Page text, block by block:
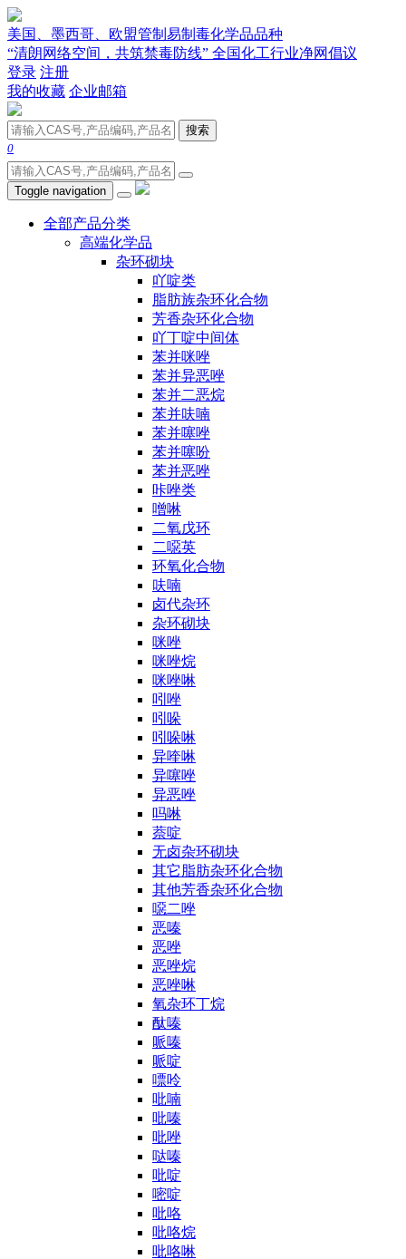
美国、墨西哥、欧盟管制易制毒化学品品种
“清朗网络空间，共筑禁毒防线” 全国化工行业净网倡议
登录 注册
我的收藏 企业邮箱
搜索
0
Toggle navigation
全部产品分类
高端化学品
杂环砌块
吖啶类
脂肪族杂环化合物
芳香杂环化合物
吖丁啶中间体
苯并咪唑
苯并异恶唑
苯并二恶烷
苯并呋喃
苯并噻唑
苯并噻吩
苯并恶唑
咔唑类
噌啉
二氧戊环
二噁英
环氧化合物
呋喃
卤代杂环
杂环砌块
咪唑
咪唑烷
咪唑啉
吲唑
吲哚
吲哚啉
异喹啉
异噻唑
异恶唑
吗啉
萘啶
无卤杂环砌块
其它脂肪杂环化合物
其他芳香杂环化合物
噁二唑
恶嗪
恶唑
恶唑烷
恶唑啉
氧杂环丁烷
酞嗪
哌嗪
哌啶
嘌呤
吡喃
吡嗪
吡唑
哒嗪
吡啶
嘧啶
吡咯
吡咯烷
吡咯啉